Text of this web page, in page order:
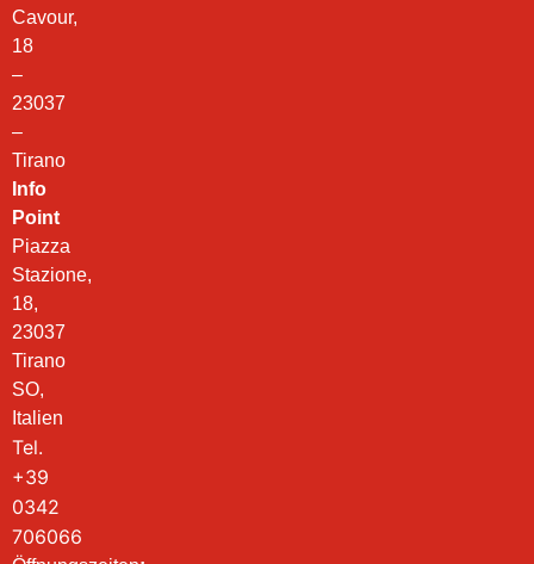
Cavour,
18
–
23037
–
Tirano
Info
Point
Piazza
Stazione,
18,
23037
Tirano
SO,
Italien
Tel.
+39
0342
706066